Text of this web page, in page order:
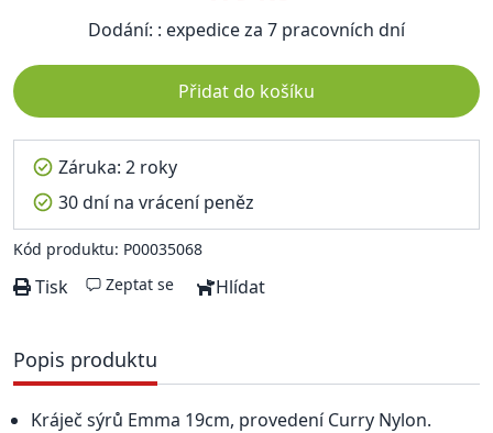
Dodání: : expedice za 7 pracovních dní
Přidat do košíku
Záruka: 2 roky
30 dní na vrácení peněz
Kód produktu: P00035068
Tisk Zeptat se Hlídat
Popis produktu
Kráječ sýrů Emma 19cm, provedení Curry Nylon.